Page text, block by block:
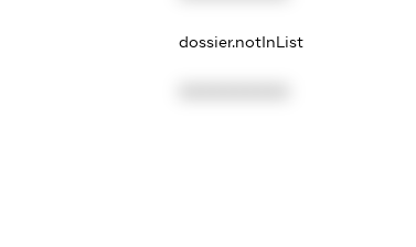
dossier.notInList